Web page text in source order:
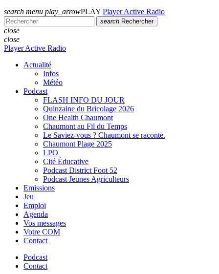
search menu play_arrowPLAY Player Active Radio
search Rechercher
close
close
Player Active Radio
Actualité
Infos
Météo
Podcast
FLASH INFO DU JOUR
Quinzaine du Bricolage 2026
One Health Chaumont
Chaumont au Fil du Temps
Le Saviez-vous ? Chaumont se raconte.
Chaumont Plage 2025
LPO
Cité Éducative
Podcast District Foot 52
Podcast Jeunes Agriculteurs
Emissions
Jeu
Emploi
Agenda
Vos messages
Votre COM
Contact
Podcast
Contact